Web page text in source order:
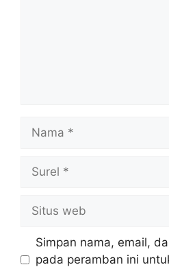
web
Simpan nama, email,
pada peramban ini